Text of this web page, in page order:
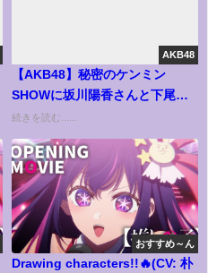
AKB48
【AKB48】秘密のケンミン
SHOWに坂川陽香さんと下尾み
うさんｷﾀ━━━━(ﾟ
続きを読む......
おすすめ～ん
Drawing characters!!🔥(CV: 朴